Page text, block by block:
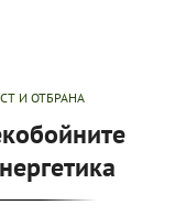
И ОТБРАНА